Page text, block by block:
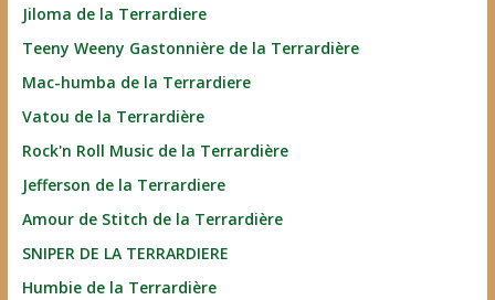
Jiloma de la Terrardiere
Teeny Weeny Gastonnière de la Terrardière
Mac-humba de la Terrardiere
Vatou de la Terrardière
Rock'n Roll Music de la Terrardière
Jefferson de la Terrardiere
Amour de Stitch de la Terrardière
SNIPER DE LA TERRARDIERE
Humbie de la Terrardière